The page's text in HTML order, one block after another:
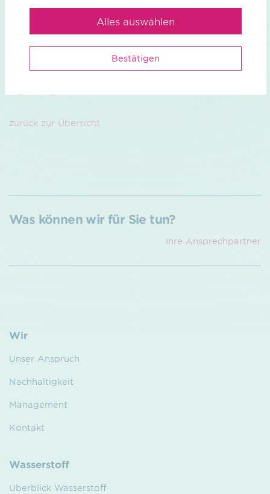
zurück zur Übersicht
Was können wir für Sie tun?
Ihre Ansprech­partner
Wir
Unser Anspruch
Nachhaltigkeit
Management
Kontakt
Wasserstoff
Überblick Wasserstoff
Bestätigen
Alles auswählen